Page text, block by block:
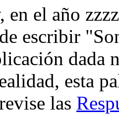
en el año
escribir
dada
esta
las